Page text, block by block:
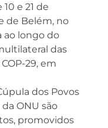
e 21 de
de Belém, no
ao longo do
das
29, em
dos Povos
ONU são
promovidos